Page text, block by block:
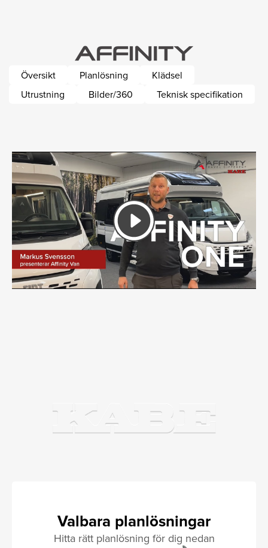
Översikt Planlösning
Klädsel
Utrustning
Bilder/360 Teknisk specifikation
Valbara planlösningar
Hitta rätt planlösning för dig nedan